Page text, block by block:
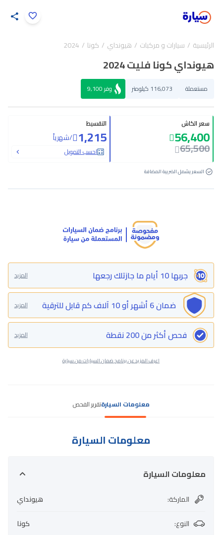
الرئيسية سيارات و مركبات هيونداي كونا 2024
هيونداي كونا فليت 2024
مستعملة 116,073 كيلومتر وفر9,100
سعر الكاش
56,400
65,500
التقسيط
1,215
/شهرياً
احسب التمويل
السعر يشمل الضريبة المضافة
جربها 10 أيام ما جازتلك رجعها المزيد
ضمان 6 أشهر أو 10 آلاف كم قابل للترقية المزيد
فحص أكثر من 200 نقطة المزيد
اعرف المزيد عن برنامج ضمان السيارات من سيارة
معلومات السيارةتقرير الفحص
معلومات السيارة
معلومات السيارة
الماركة:
هيونداي
النوع:
كونا